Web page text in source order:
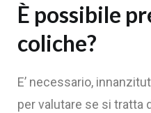
È possibile
coliche?
E’ necessario,
per valutare se si tratta